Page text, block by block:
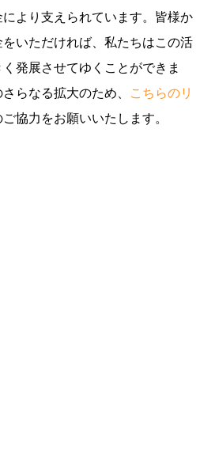
より支えられています。皆様か
いただければ、私たちはこの活
発展させてゆくことができま
らなる拡大のため、
こちらのリ
協力をお願いいたします。